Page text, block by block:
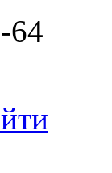
64